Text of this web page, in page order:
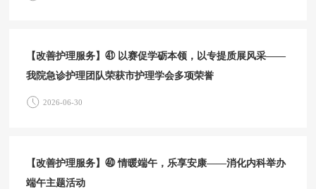
【改善护理服务】㊶ 以赛促学砺本领，以专提质展风采——
我院急诊护理团队荣获市护理学会多项荣誉
2026-06-30
【改善护理服务】㊵ 情暖端午，乐享安康——消化内科举办
端午主题活动